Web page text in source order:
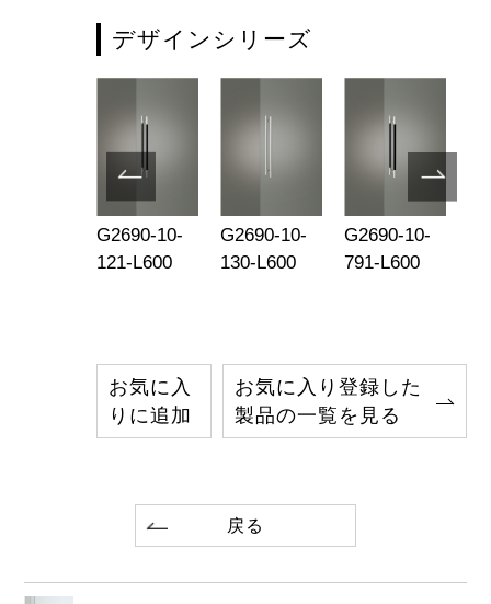
デザインシリーズ
G2690-10-
121-L600
G2690-10-
130-L600
G2690-10-
791-L600
お気に入
りに追加
お気に入り登録した
製品の一覧を見る
戻る